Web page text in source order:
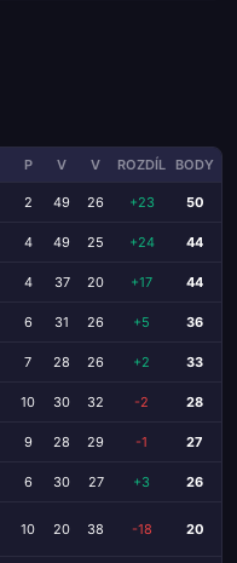
P V V ROZDÍL BODY
2 49 26 +23 50
4 49 25 +24 44
4 37 20 +17 44
6 31 26 +5 36
7 28 26 +2 33
10 30 32 -2 28
9 28 29 -1 27
6 30 27 +3 26
10 20 38 -18 20